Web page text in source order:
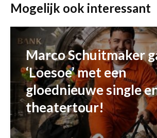
Mogelijk ook interessant
Marco Schuitmaker
‘Loesoe’ met een
gloednieuwe single
theatertour!